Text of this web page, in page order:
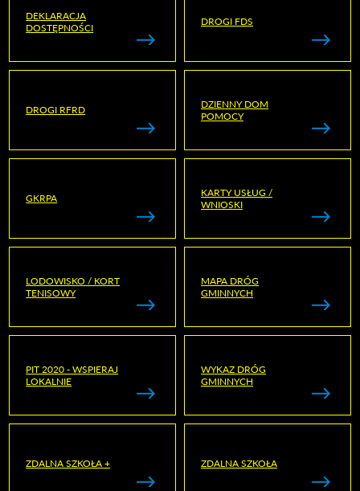
DEKLARACJA
DOSTĘPNOŚCI
DROGI FDS
DROGI RFRD
DZIENNY DOM
POMOCY
GKRPA
KARTY USŁUG /
WNIOSKI
LODOWISKO / KORT
TENISOWY
MAPA DRÓG
GMINNYCH
PIT 2020 - WSPIERAJ
LOKALNIE
WYKAZ DRÓG
GMINNYCH
ZDALNA SZKOŁA + ZDALNA SZKOŁA